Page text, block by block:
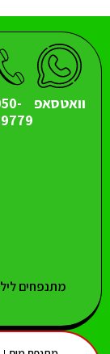
וואטסאפ
מתנפחים